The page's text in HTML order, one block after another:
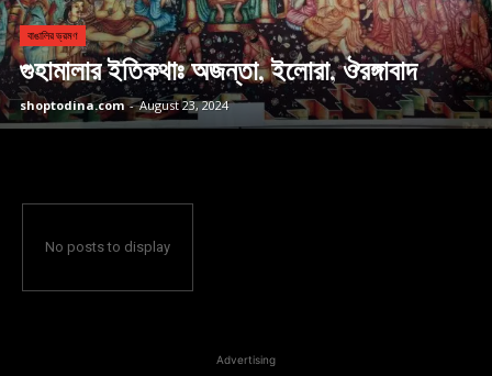
বাঙালির ভ্রমণ
গুহামালার ইতিকথাঃ অজন্তা, ইলোরা, ঔরঙ্গাবাদ
shoptodina.com - August 23, 2024
No posts to display
Advertising